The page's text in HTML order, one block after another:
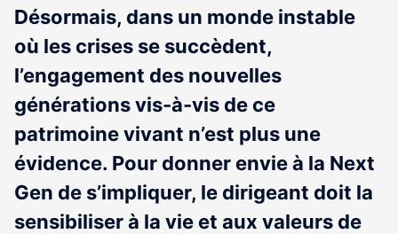
Désormais, dans un monde instable
où les crises se succèdent,
l’engagement des nouvelles
générations vis-à-vis de ce
patrimoine vivant n’est plus une
évidence. Pour donner envie à la Next
Gen de s’impliquer, le dirigeant doit la
sensibiliser à la vie et aux valeurs de